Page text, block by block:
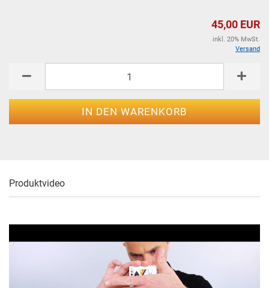
45,00 EUR
inkl. 20% MwSt.
Versand
Produktvideo